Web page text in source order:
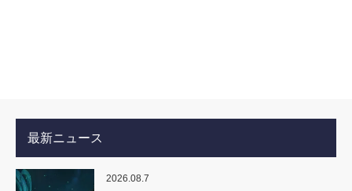
最新ニュース
2026.08.7